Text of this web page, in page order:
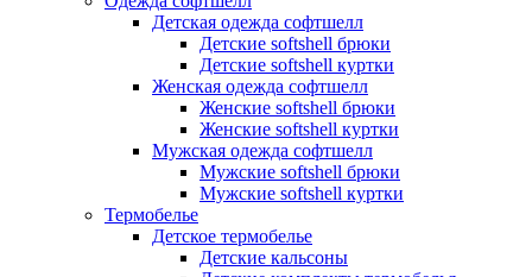
Детская одежда софтшелл
Детские softshell брюки
Детские softshell куртки
Женская одежда софтшелл
Женские softshell брюки
Женские softshell куртки
Мужская одежда софтшелл
Мужские softshell брюки
Мужские softshell куртки
Термобелье
Детское термобелье
Детские кальсоны